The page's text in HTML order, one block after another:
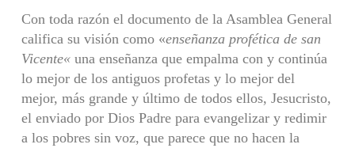
Con toda razón el documento de la Asamblea General
califica su visión como «enseñanza profética de san
Vicente«una enseñanza que empalma con y continúa
lo mejor de los antiguos profetas y lo mejor del
mejor, más grande y último de todos ellos, Jesucristo,
el enviado por Dios Padre para evangelizar y redimir
a los pobres sin voz, que parece que no hacen la